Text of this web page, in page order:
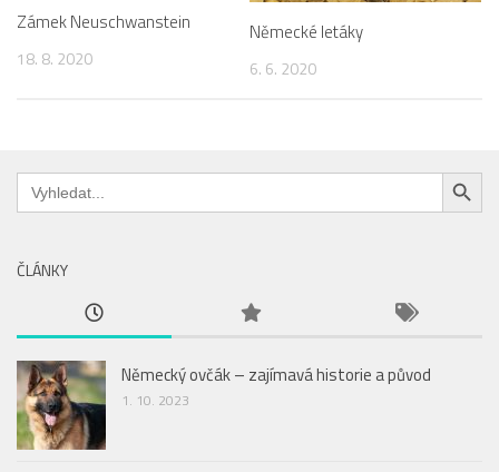
Zámek Neuschwanstein
18. 8. 2020
Německé letáky
6. 6. 2020
Search
for:
Search Button
ČLÁNKY
Německý ovčák – zajímavá historie a původ
1. 10. 2023